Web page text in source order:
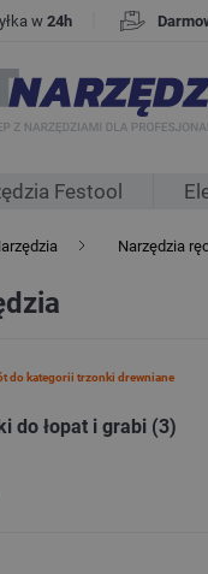
w24h
Festool
Narzędzia
do kategorii trzonki drewniane
do łopat i grabi (3)